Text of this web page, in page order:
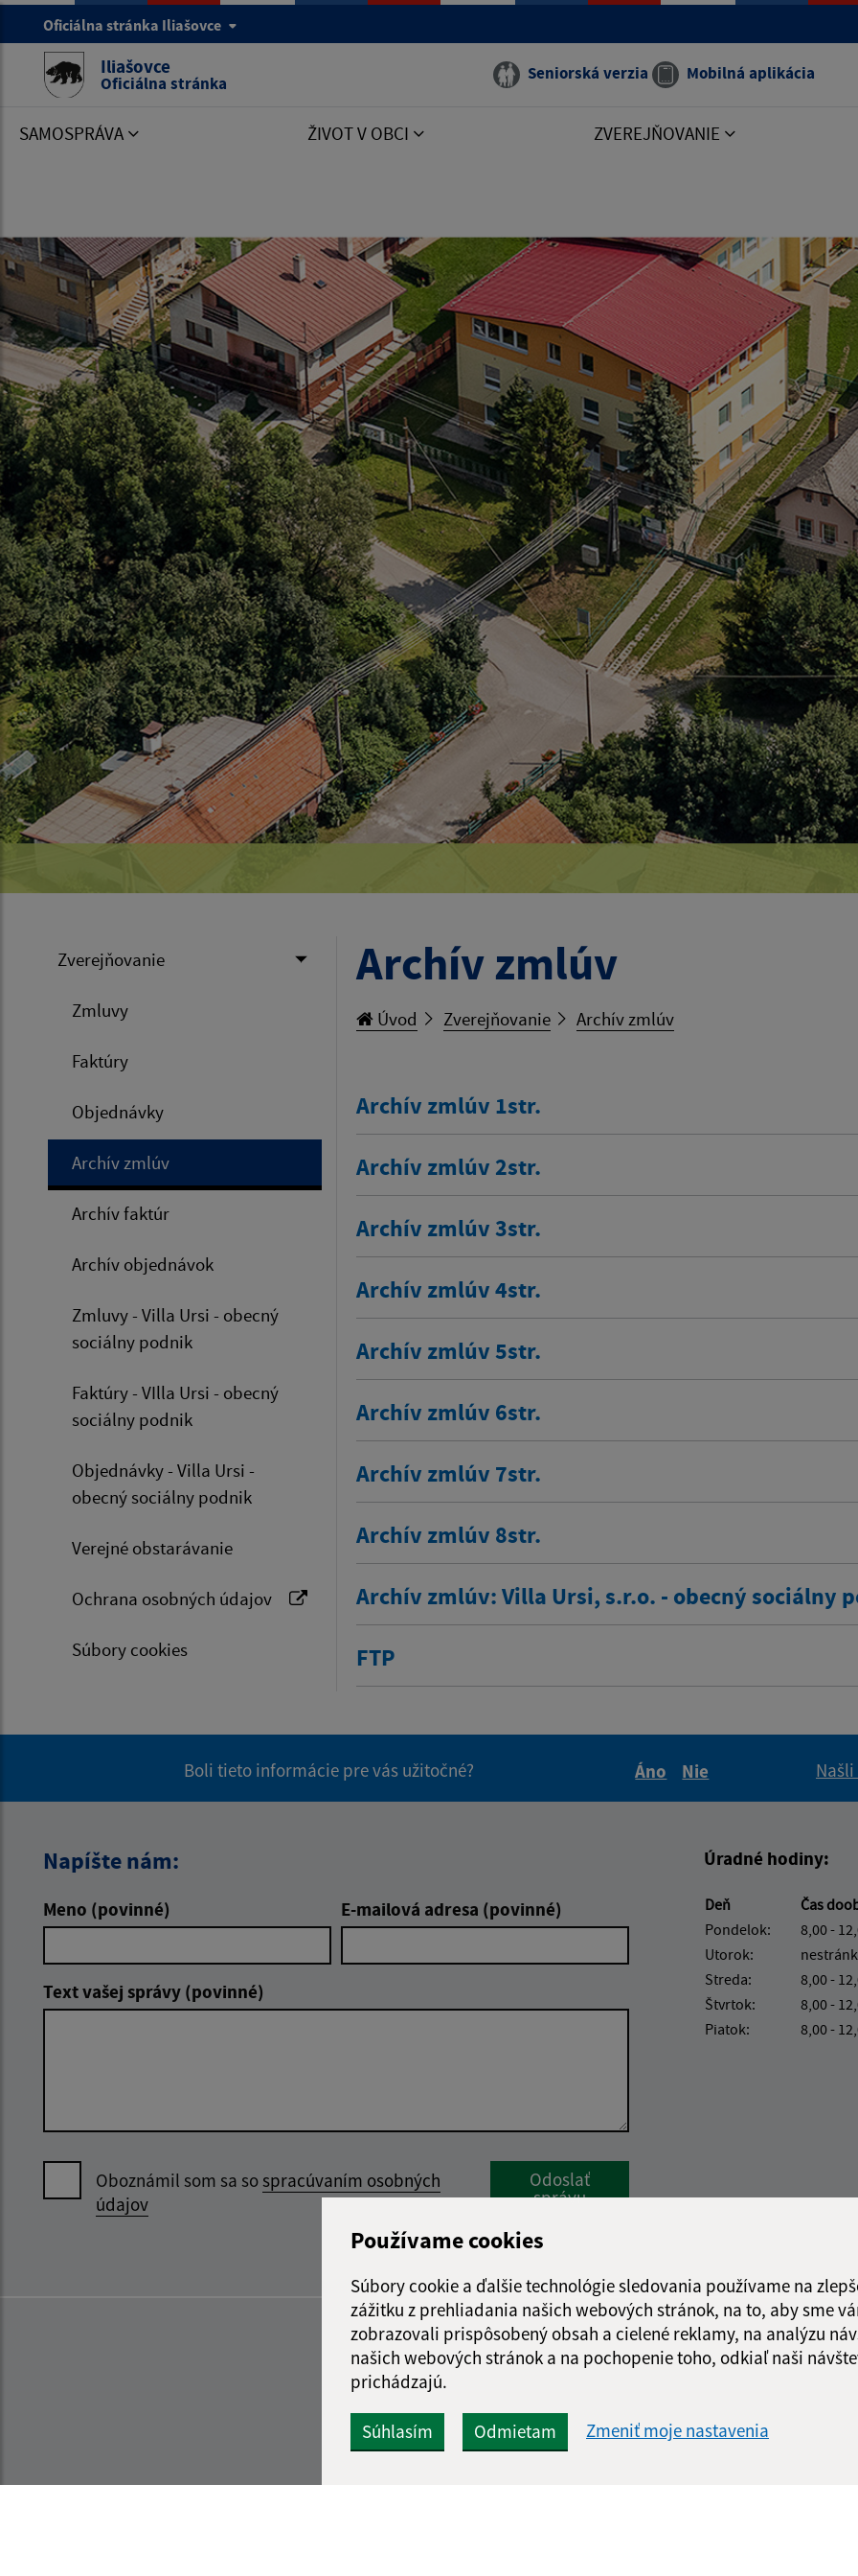
Používame cookies
Súbory cookie a ďalšie technológie sledovania používame na
zážitku z prehliadania našich webových stránok, na to, aby sme
zobrazovali prispôsobený obsah a cielené reklamy, na analýzu
našich webových stránok a na pochopenie toho, odkiaľ naši
prichádzajú.
Súhlasím Odmietam Zmeniť moje nastavenia
Oficiálna stránka Iliašovce
Iliašovce
Oficiálna stránka Seniorská verzia Mobilná aplikácia
SAMOSPRÁVA ŽIVOT V OBCI ZVEREJŇOVANIE
Zverejňovanie
Zmluvy
Faktúry
Objednávky
Archív zmlúv
Archív faktúr
Archív objednávok
Zmluvy - Villa Ursi - obecný
sociálny podnik
Faktúry - VIlla Ursi - obecný
sociálny podnik
Objednávky - Villa Ursi -
obecný sociálny podnik
Verejné obstarávanie
Ochrana osobných údajov
Súbory cookies
Archív zmlúv
Úvod Zverejňovanie Archív zmlúv
Archív zmlúv 1str.
Archív zmlúv 2str.
Archív zmlúv 3str.
Archív zmlúv 4str.
Archív zmlúv 5str.
Archív zmlúv 6str.
Archív zmlúv 7str.
Archív zmlúv 8str.
Archív zmlúv: Villa Ursi, s.r.o. - obecný sociálny
FTP
Boli tieto informácie pre vás užitočné?
Áno
Nie
Napíšte nám:
Meno (povinné) E-mailová adresa (povinné)
Text vašej správy (povinné)
Oboznámil som sa sospracúvaním osobných
údajov
Google reCaptcha Response
Odoslať
správu
Úradné hodiny:
Deň Čas
Pondelok:
8,00 -
Utorok:
Streda:
8,00 -
Štvrtok:
8,00 -
Piatok:
8,00 -